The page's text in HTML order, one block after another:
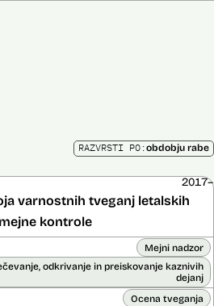
RAZVRSTI PO:obdobju rabe
varnostnih tveganj letalskih
kontrole
2017–
Mejni nadzor
odkrivanje in preiskovanje kaznivih
dejanj
Ocena tveganja